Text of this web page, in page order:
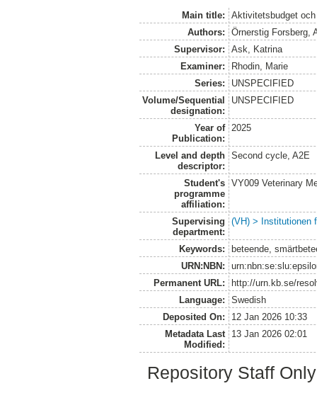
Main title:
Aktivitetsbudget
Authors:
Örnerstig Forsberg,
Supervisor:
Ask, Katrina
Examiner:
Rhodin, Marie
Series:
UNSPECIFIED
Volume/Sequential
designation:
UNSPECIFIED
Year of
Publication:
2025
Level and depth
descriptor:
Second cycle, A2E
Student's
programme
affiliation:
VY009 Veterinary
Supervising
department:
(VH) > Institutionen
Keywords:
beteende,
URN:NBN:
Permanent URL:
http://urn.kb.se/
Language:
Swedish
Deposited On:
12 Jan 2026 10:33
Metadata Last
Modified:
13 Jan 2026 02:01
Repository Staff